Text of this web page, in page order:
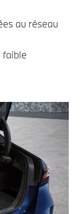
au réseau
faible